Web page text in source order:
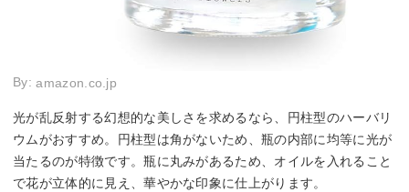
By:amazon.co.jp
光が乱反射する幻想的な美しさを求めるなら、円柱型のハーバリ
ウムがおすすめ。円柱型は角がないため、瓶の内部に均等に光が
当たるのが特徴です。瓶に丸みがあるため、オイルを入れること
で花が立体的に見え、華やかな印象に仕上がります。